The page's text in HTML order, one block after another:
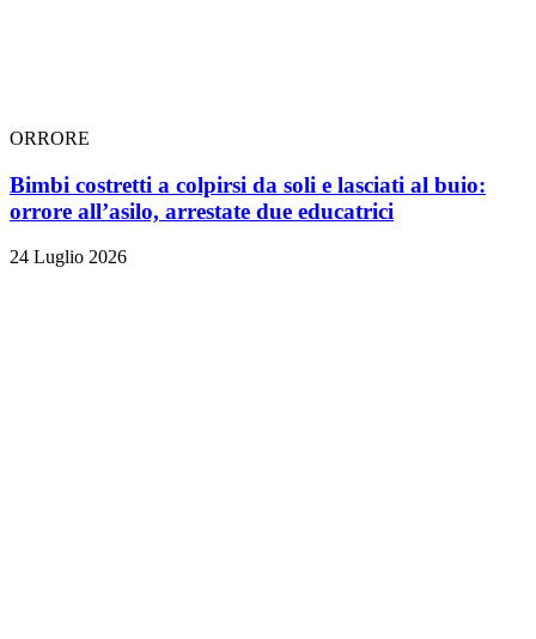
ORRORE
Bimbi costretti a colpirsi da soli e lasciati al buio:
orrore all’asilo, arrestate due educatrici
24 Luglio 2026